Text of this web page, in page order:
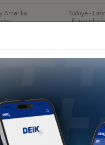
Amerika
Türkiye -
Karayipler
İş
Türkiye - Belarus